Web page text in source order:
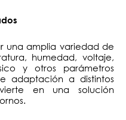
una amplia variedad de
humedad, voltaje,
y otros parámetros
adaptación a distintos
en una solución